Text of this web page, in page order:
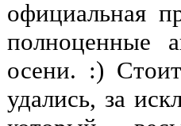
официальная
полноценные
осени. :)
удались, за